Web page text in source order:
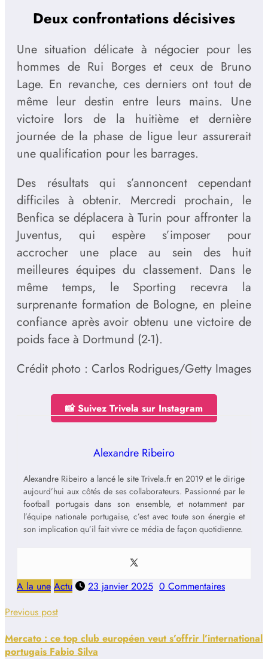
Deux confrontations décisives
Une situation délicate à négocier pour les
hommes de Rui Borges et ceux de Bruno
Lage. En revanche, ces derniers ont tout de
même leur destin entre leurs mains. Une
victoire lors de la huitième et dernière
journée de la phase de ligue leur assurerait
une qualification pour les barrages.
Des résultats qui s’annoncent cependant
difficiles à obtenir. Mercredi prochain, le
Benfica se déplacera à Turin pour affronter la
Juventus, qui espère s’imposer pour
accrocher une place au sein des huit
meilleures équipes du classement. Dans le
même temps, le Sporting recevra la
surprenante formation de Bologne, en pleine
confiance après avoir obtenu une victoire de
poids face à Dortmund (2-1).
Crédit photo : Carlos Rodrigues/Getty Images
📸 Suivez Trivela sur Instagram
Alexandre Ribeiro
Alexandre Ribeiro a lancé le site Trivela.fr en 2019 et le dirige
aujourd’hui aux côtés de ses collaborateurs. Passionné par le
football portugais dans son ensemble, et notamment par
l’équipe nationale portugaise, c’est avec toute son énergie et
son implication qu’il fait vivre ce média de façon quotidienne.
A la une Actu 23 janvier 2025 0 Commentaires
Previous post
Mercato : ce top club européen veut s’offrir l’international
portugais Fabio Silva